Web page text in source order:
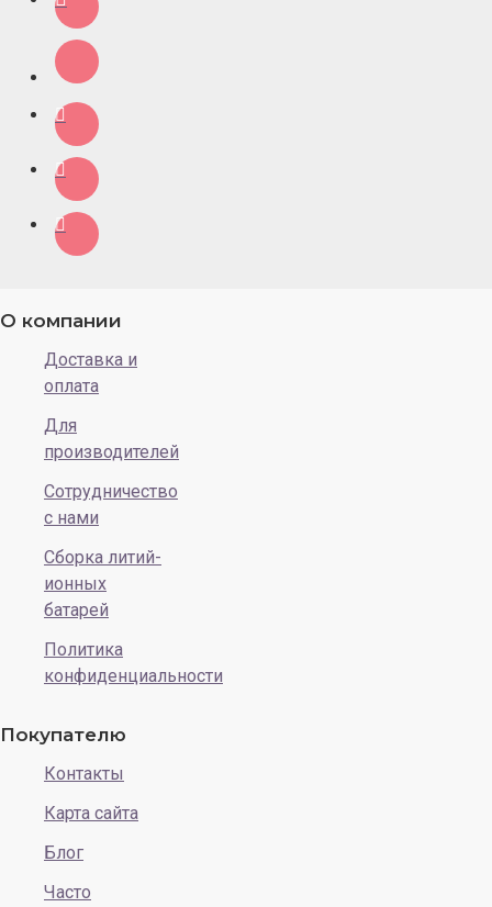
О компании
Доставка и
оплата
Для
производителей
Сотрудничество
с нами
Сборка литий-
ионных
батарей
Политика
конфиденциальности
Покупателю
Контакты
Карта сайта
Блог
Часто